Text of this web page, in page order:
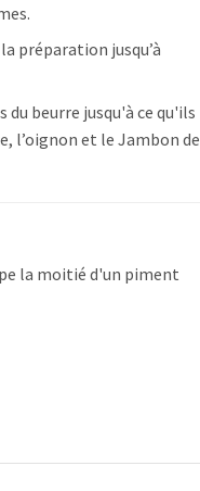
préparation jusqu’à
du beurre jusqu'à ce qu'ils
l’oignon et le Jambon de
la moitié d'un piment